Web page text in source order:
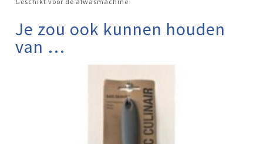
Je zou ook kunnen houden
van …